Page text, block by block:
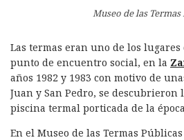
Museo de las Termas
Las termas eran uno de los
punto de encuentro social, en la
años 1982 y 1983 con motivo de
Juan y San Pedro, se descubrieron
piscina termal porticada de la
En el Museo de las Termas